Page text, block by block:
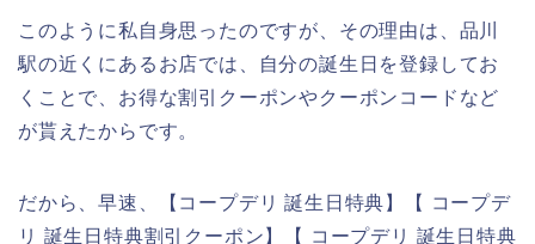
このように私自身思ったのですが、その理由は、品川
駅の近くにあるお店では、自分の誕生日を登録してお
くことで、お得な割引クーポンやクーポンコードなど
が貰えたからです。
だから、早速、【コープデリ 誕生日特典】【 コープデ
リ 誕生日特典割引クーポン】【 コープデリ 誕生日特典